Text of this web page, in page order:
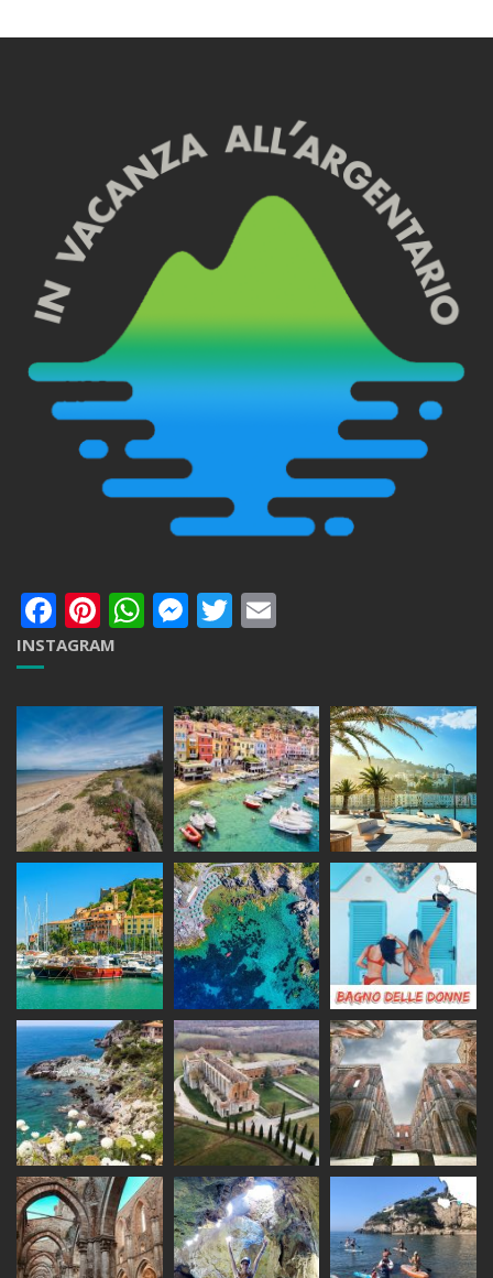
Facebook
Pinterest
WhatsApp
Messenger
Twitter
INSTAGRAM